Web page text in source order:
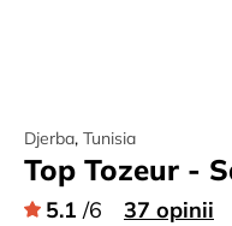
Djerba, Tunisia
Top Tozeur -
5.1 /6 37 opinii